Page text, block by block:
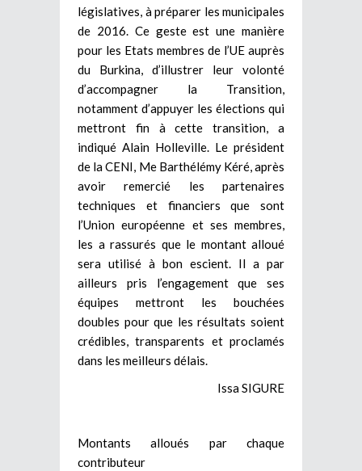
législatives, à préparer les municipales
de 2016. Ce geste est une manière
pour les Etats membres de l’UE auprès
du Burkina, d’illustrer leur volonté
d’accompagner la Transition,
notamment d’appuyer les élections qui
mettront fin à cette transition, a
indiqué Alain Holleville. Le président
de la CENI, Me Barthélémy Kéré, après
avoir remercié les partenaires
techniques et financiers que sont
l’Union européenne et ses membres,
les a rassurés que le montant alloué
sera utilisé à bon escient. Il a par
ailleurs pris l’engagement que ses
équipes mettront les bouchées
doubles pour que les résultats soient
crédibles, transparents et proclamés
dans les meilleurs délais.
Issa SIGURE
Montants alloués par chaque
contributeur